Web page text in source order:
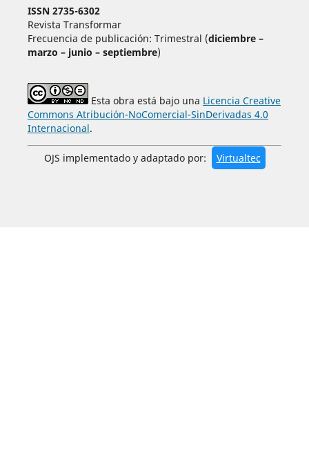
ISSN 2735-6302
Revista Transformar
Frecuencia de publicación: Trimestral (diciembre –
marzo – junio – septiembre)
Esta obra está bajo una Licencia Creative
Commons Atribución-NoComercial-SinDerivadas 4.0
Internacional.
OJS implementado y adaptado por: Virtualtec